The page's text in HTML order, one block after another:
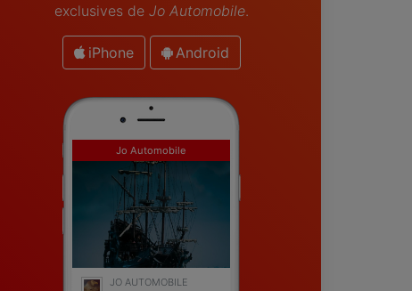
exclusives de Jo Automobile.
iPhone Android
Jo Automobile
JO AUTOMOBILE